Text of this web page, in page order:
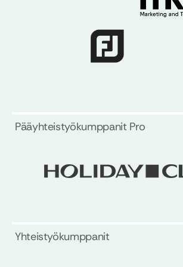
Pääyhteistyökumppanit Pro
Yhteistyökumppanit